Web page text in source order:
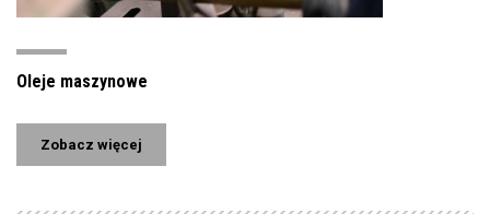
Oleje maszynowe
Zobacz więcej